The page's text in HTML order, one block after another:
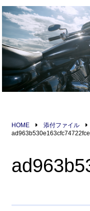
HOME
添付ファイル